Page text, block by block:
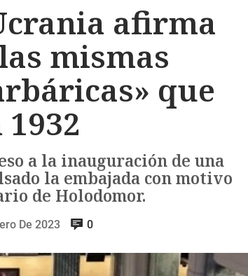
afirma
mismas
que
a la inauguración de una
la embajada con motivo
de Holodomor.
De 2023 0